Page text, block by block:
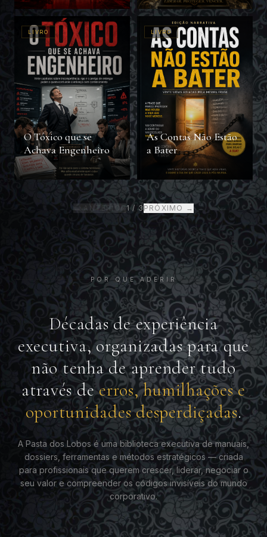
LIVRO
O Tóxico que se
Achava Engenheiro
LIVRO
As Contas Não Estão
a Bater
← ANTERIOR1/3 PRÓXIMO →
POR QUE ADERIR
Décadas de experiência
executiva, organizadas para que
não tenha de aprender tudo
através deerros, humilhações e
oportunidades desperdiçadas.
A Pasta dos Lobos é uma biblioteca executiva de manuais,
dossiers, ferramentas e métodos estratégicos — criada
para profissionais que querem crescer, liderar, negociar o
seu valor e compreender os códigos invisíveis do mundo
corporativo.